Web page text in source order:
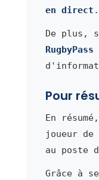
en direct .
De plus,
RugbyPass
Pour
En résumé,
joueur de
au poste
Grâce à